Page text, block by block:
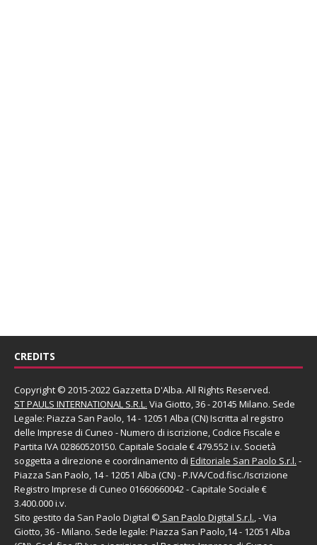
CREDITS
Copyright © 2015-2022 Gazzetta D'Alba. All Rights Reserved.
ST PAULS INTERNATIONAL S.R.L. Via Giotto, 36 - 20145 Milano. Sede
Legale: Piazza San Paolo, 14 - 12051 Alba (CN) Iscritta al registro
delle Imprese di Cuneo - Numero di iscrizione, Codice Fiscale e
Partita IVA 02860520150. Capitale Sociale € 479.552 i.v. Società
soggetta a direzione e coordinamento di Editoriale San Paolo S.r.l. -
Piazza San Paolo, 14 - 12051 Alba (CN) - P.IVA/Cod.fisc./Iscrizione
Registro Imprese di Cuneo 01660660042 - Capitale Sociale €
3.400.000 i.v.
Sito gestito da San Paolo Digital © San Paolo Digital S.r.l., - Via
Giotto, 36 - Milano. Sede legale: Piazza San Paolo,14 - 12051 Alba